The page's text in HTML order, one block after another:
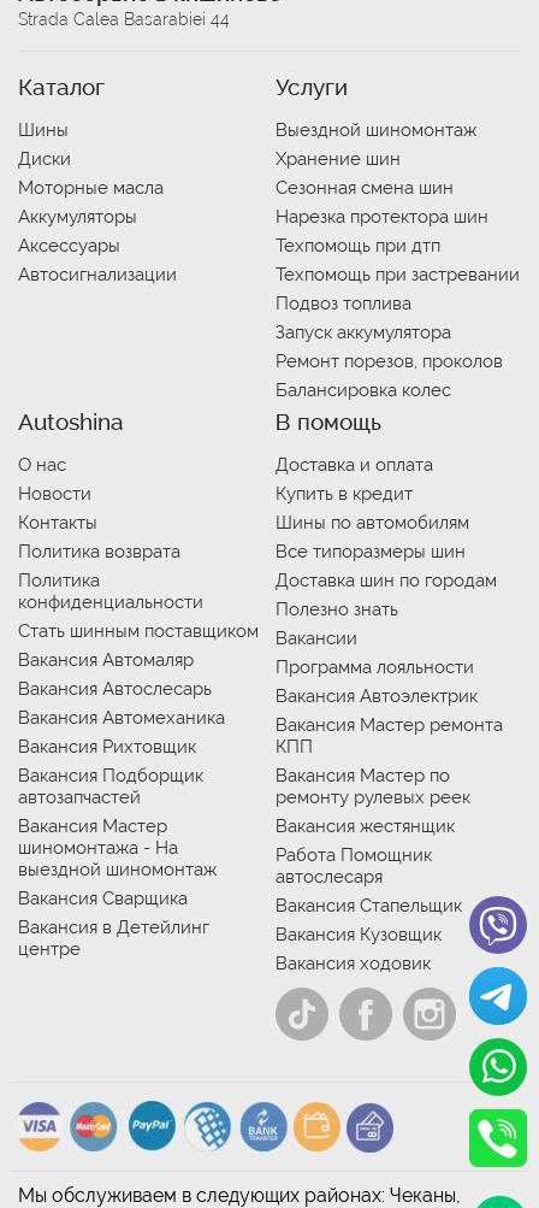
Strada Calea Basarabiei 44
Каталог
Шины
Диски
Моторные масла
Аккумуляторы
Аксессуары
Автосигнализации
Услуги
Выездной шиномонтаж
Хранение шин
Сезонная смена шин
Нарезка протектора шин
Техпомощь при дтп
Техпомощь при застревании
Подвоз топлива
Запуск аккумулятора
Ремонт порезов, проколов
Балансировка колес
Autoshina
О нас
Новости
Контакты
Политика возврата
Политика
конфиденциальности
Стать шинным поставщиком
Вакансия Автомаляр
Вакансия Автослесарь
Вакансия Автомеханика
Вакансия Рихтовщик
Вакансия Подборщик
автозапчастей
Вакансия Мастер
шиномонтажа - На
выездной шиномонтаж
Вакансия Сварщика
Вакансия в Детейлинг
центре
В помощь
Доставка и оплата
Купить в кредит
Шины по автомобилям
Все типоразмеры шин
Доставка шин по городам
Полезно знать
Вакансии
Программа лояльности
Вакансия Автоэлектрик
Вакансия Мастер ремонта
КПП
Вакансия Мастер по
ремонту рулевых реек
Вакансия жестянщик
Работа Помощник
автослесаря
Вакансия Стапельщик
Вакансия Кузовщик
Вакансия ходовик
Мы обслуживаем в следующих районах: Чеканы,